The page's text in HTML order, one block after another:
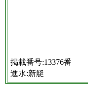
掲載番号:13376番
進水:新艇